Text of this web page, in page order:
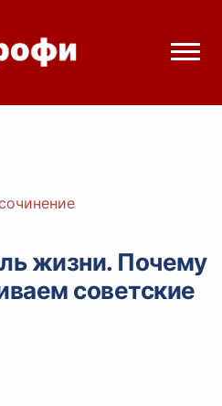
жизни. Почему
советские